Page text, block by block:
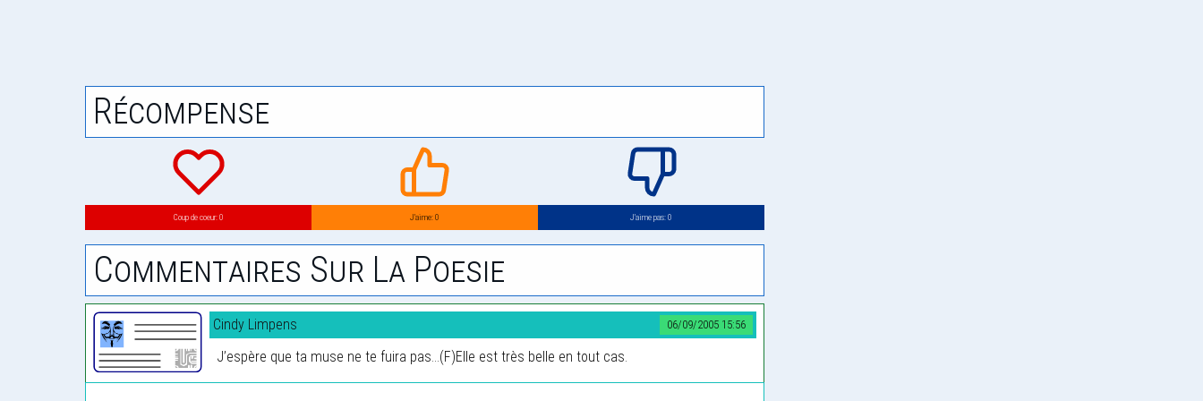
Récompense
Coup de coeur: 0 J’aime: 0 J’aime pas: 0
Commentaires Sur La Poesie
06/09/2005 15:56
Cindy Limpens
J’espère que ta muse ne te fuira pas...(F)Elle est très belle en tout cas.